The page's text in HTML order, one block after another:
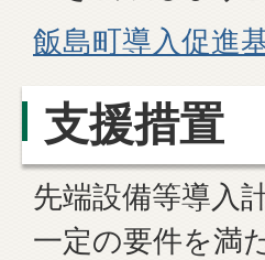
飯島町導入促進
支援措置
先端設備等導入
一定の要件を満